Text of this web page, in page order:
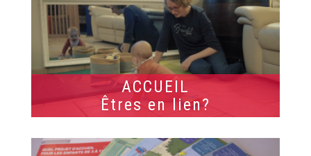
ACCUEIL
Êtres en lien?